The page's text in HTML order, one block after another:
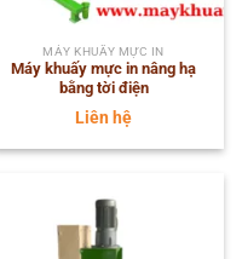
MÁY KHUẤY MỰC IN
Máy khuấy mực in nâng hạ
bằng tời điện
Liên hệ